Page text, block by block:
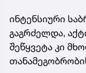
ინტენსიური
გაგრძელდა,
შეწყვეტა კი